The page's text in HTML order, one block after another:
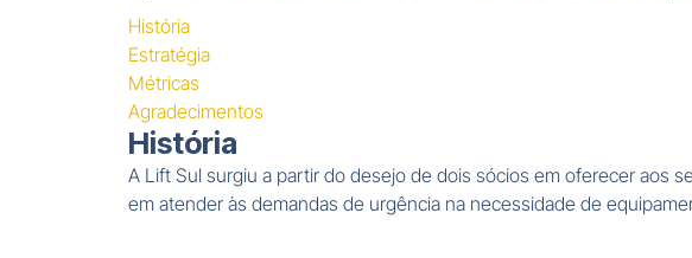
História
Estratégia
Métricas
Agradecimentos
História
A Lift Sul surgiu a partir do desejo de dois sócios em oferecer aos
em atender às demandas de urgência na necessidade de